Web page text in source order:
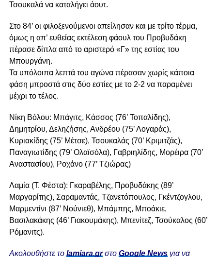
Τσουκαλά να καταλήγει άουτ.
Στο 84’ οι φιλοξενούμενοι απείλησαν και με τρίτο τέρμα,
όμως η απ’ ευθείας εκτέλεση φάουλ του Προβυδάκη
πέρασε δίπλα από το αριστερό «Γ» της εστίας του
Μπουργάνη.
Τα υπόλοιπα λεπτά του αγώνα πέρασαν χωρίς κάποια
φάση μπροστά στις δύο εστίες με το 2-2 να παραμένει
μέχρι το τέλος.
Νίκη Βόλου: Μπάγιτς, Κάσσος (76’ Τοπαλίδης),
Δημητρίου, Δεληζήσης, Ανδρέου (75’ Λογαράς),
Κυριακίδης (75’ Μέτσε), Τσουκαλάς (70’ Κριμιτζάς),
Παναγιωτίδης (79’ Ολαϊσόλα), Γαβριηλίδης, Μορέιρα (70’
Αναστασίου), Ροχάνο (77’ Τζιώρας)
Λαμία (Τ. Φέστα): Γκαραβέλης, Προβυδάκης (89’
Μαργαρίτης), Σαραμαντάς, Τζανετόπουλος, Γκέντζογλου,
Μαρμεντίνι (87’ Νούνιεθ), Μπάμπης, Μποάκιε,
Βασιλακάκης (46’ Γιακουμάκης), Μπενίτεζ, Τσούκαλος (60’
Ρόμανιτς).
Ακολουθήστε το lamiara.grστο Google Newsγια να